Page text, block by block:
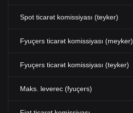
Spot ticarət komissiyası (teyker)
Fyuçers ticarət komissiyası (meyker)
Fyuçers ticarət komissiyası (teyker)
Maks. leverec (fyuçers)